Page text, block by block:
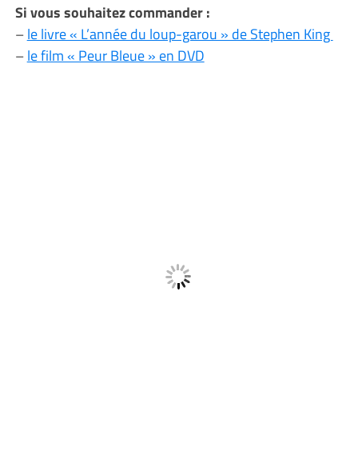
Si vous souhaitez commander :
–le livre « L’année du loup-garou » de Stephen King
–le film « Peur Bleue » en DVD